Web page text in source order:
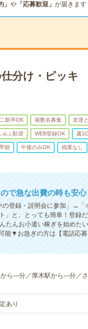
」 や「応募歓迎」 が届きます
分け・ピッキ
新卒OK 複数名募集 友達
ゅふ歓迎 WEB登録OK 週
朝 午後のみOK 残業なし
で急な出費の時も安心
登録・説明会に参加」→「
と、とっても簡単！登録
たんお小遣い稼ぎを始めた
能▼お急ぎの方は【電話応
ら---分／厚木駅から---分／
あり